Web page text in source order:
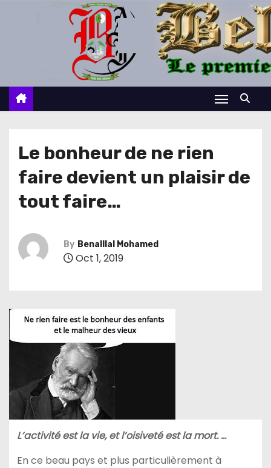
c
Le bonheur de ne rien
faire devient un plaisir de
tout faire…
By Benalllal Mohamed
Oct 1, 2019
L’activité est la vie, et l’oisiveté est la mort. …
En ce beau pays et plus particulièrement à